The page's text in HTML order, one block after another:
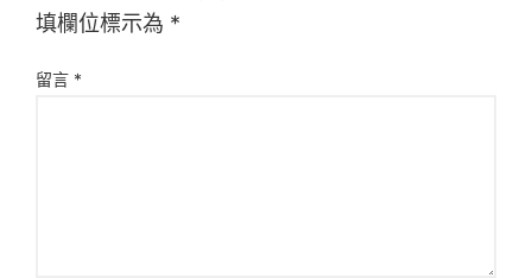
填欄位標示為 *
留言 *